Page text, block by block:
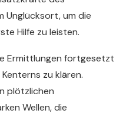
Unglücksort, um die
Hilfe zu leisten.
Ermittlungen fortgesetzt
zu klären.
plötzlichen
Wellen, die